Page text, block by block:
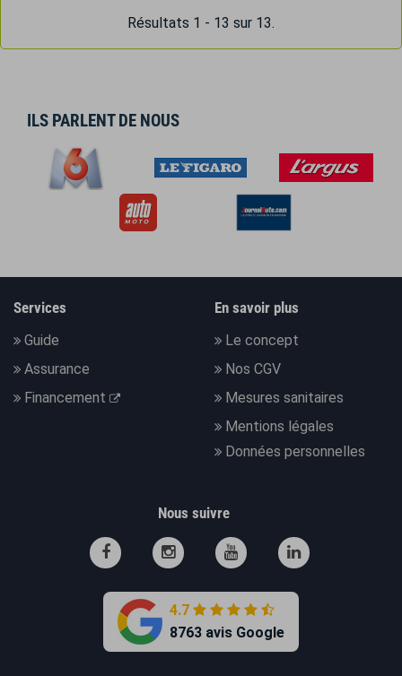
Résultats 1 - 13 sur 13.
ILS PARLENT DE NOUS
Services
Guide
Assurance
Financement
En savoir plus
Le concept
Nos CGV
Mesures sanitaires
Mentions légales
Données personnelles
Nous suivre
4.7
8763 avis Google